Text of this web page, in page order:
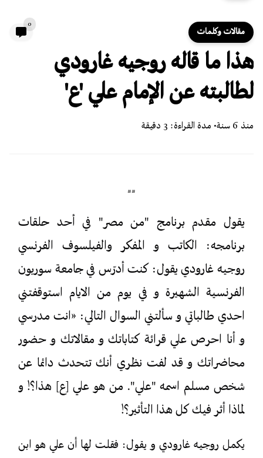
مقالات وكلمات
0
هذا ما قاله روجيه غارودي
لطالبته عن الإمام علي 'ع'
منذ 6 سنة • مدة القراءة: 3 دقيقة
##
يقول مقدم برنامج "من مصر" في أحد حلقات
برنامجه: الكاتب و المفكر والفيلسوف الفرنسي
روجيه غارودي يقول: كنت أدرّس في جامعة سوربون
الفرنسية الشهيرة و في يوم من الايام استوقفتني
احدي طالباتي و سألتني السوال التالي: «انت مدرسي
و أنا احرص علي قرائة كتاباتك و مقالاتك و حضور
محاضراتك و قد لفت نظري أنك تتحدث دائما عن
شخص مسلم اسمه "علي". من هو علي [ع] هذا؟! و
لماذا أثر فيك كل هذا التأثير؟!
يكمل روجيه غارودي و يقول: فقلت لها أن علي هو ابن